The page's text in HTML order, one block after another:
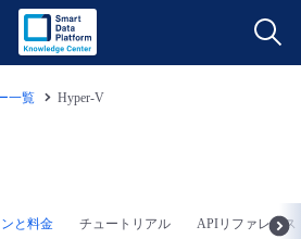
ー
一覧 Hyper-V
と料金 チュートリアル APIリファレンス